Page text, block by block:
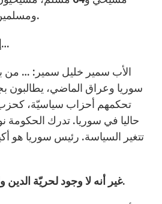
ومسلمين من ثلاثة أو حتى أكثر.
إذا أنه نوع من التعايش…
الأب سمير خليل سمير: … من
سوريا وعراق الماضي، يطالبون
تحكمهم أحزاب سياسيّة،
حاليا في سوريا. تدرك الحكومة
تتغير السياسة. رئيس سوريا هو
غير أنه لا وجود لحريّة الدين ولكن هناك حريّة العبادة.